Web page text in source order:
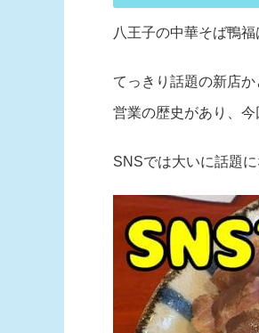
八王子の中華そば鴨福
てっきり話題の新店
営業の歴史があり、今
SNSでは大いに話題